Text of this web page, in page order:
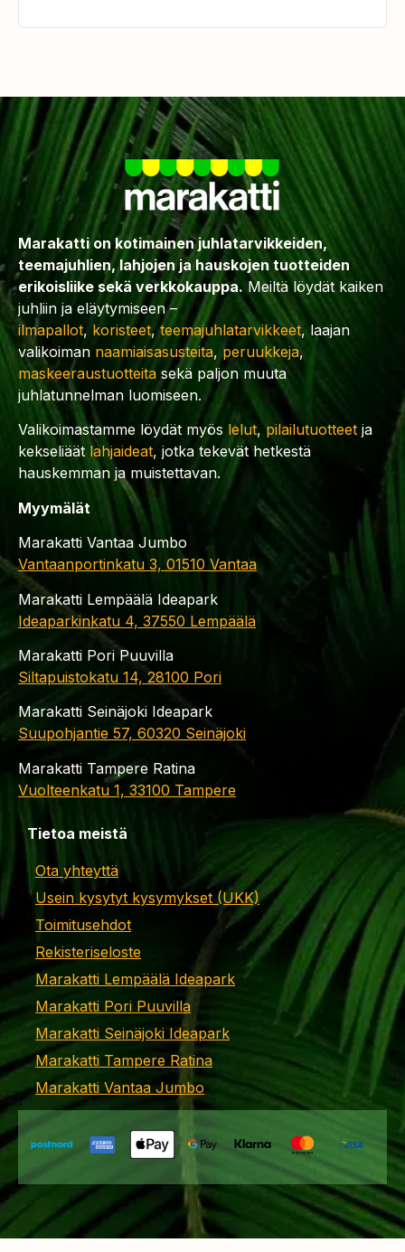
Marakatti on kotimainen juhlatarvikkeiden,
teemajuhlien, lahjojen ja hauskojen tuotteiden
erikoisliike sekä verkkokauppa. Meiltä löydät kaiken
juhliin ja eläytymiseen –
ilmapallot, koristeet,teemajuhlatarvikkeet, laajan
valikoiman naamiaisasusteita, peruukkeja,
maskeeraustuotteita sekä paljon muuta
juhlatunnelman luomiseen.
Valikoimastamme löydät myös lelut,pilailutuotteet ja
kekseliäät lahjaideat, jotka tekevät hetkestä
hauskemman ja muistettavan.
Myymälät
Marakatti Vantaa Jumbo
Vantaanportinkatu 3, 01510 Vantaa
Marakatti Lempäälä Ideapark
Ideaparkinkatu 4, 37550 Lempäälä
Marakatti Pori Puuvilla
Siltapuistokatu 14, 28100 Pori
Marakatti Seinäjoki Ideapark
Suupohjantie 57, 60320 Seinäjoki
Marakatti Tampere Ratina
Vuolteenkatu 1, 33100 Tampere
Tietoa meistä
Ota yhteyttä
Usein kysytyt kysymykset (UKK)
Toimitusehdot
Rekisteriseloste
Marakatti Lempäälä Ideapark
Marakatti Pori Puuvilla
Marakatti Seinäjoki Ideapark
Marakatti Tampere Ratina
Marakatti Vantaa Jumbo